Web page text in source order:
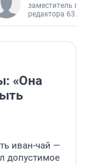
заместитель
редактора 63.RU
«Она
иван-чай —
допустимое